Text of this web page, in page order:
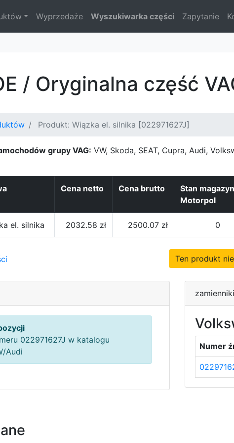
Wyprzedaże Wyszukiwarka części Zapytanie
/ Oryginalna część
Produkt: Wiązka el. silnika [022971627J]
grupy VAG: VW, Skoda, SEAT, Cupra, Audi,
Cena netto Cena brutto
Stan
Motorpol
el. silnika 2032.58 zł 2500.07 zł 0
Ten produkt
022971627J w katalogu
Audi
zamienniki
Numer